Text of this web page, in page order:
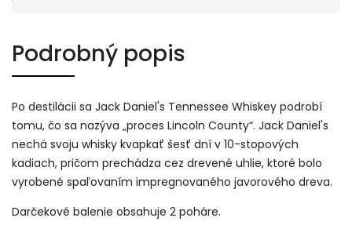
Podrobný popis
Po destilácii sa Jack Daniel's Tennessee Whiskey podrobí
tomu, čo sa nazýva „proces Lincoln County“. Jack Daniel's
nechá svoju whisky kvapkať šesť dní v 10-stopových
kadiach, pričom prechádza cez drevené uhlie, ktoré bolo
vyrobené spaľovaním impregnovaného javorového dreva.
Darčekové balenie obsahuje 2 poháre.